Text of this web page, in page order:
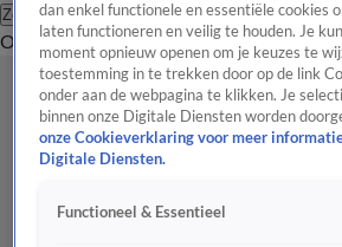
Zoeken
OverzichtRegioUitzendingenWeerTip
dan enkel functionele en essentiële cookies
laten functioneren en veilig te houden. Je
moment opnieuw openen om je keuzes te
toestemming in te trekken door op de link
onder aan de webpagina te klikken. Je
binnen onze Digitale Diensten worden
onze Cookieverklaring voor meer
Digitale Diensten.
Functioneel & Essentieel